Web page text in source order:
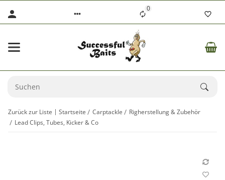
0
Zurück zur Liste Startseite Carptackle
Righerstellung & Zubehör
Lead Clips, Tubes, Kicker & Co